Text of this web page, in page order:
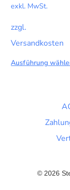
exkl. MwSt.
zzgl.
Versandkosten
Ausführung
© 2026